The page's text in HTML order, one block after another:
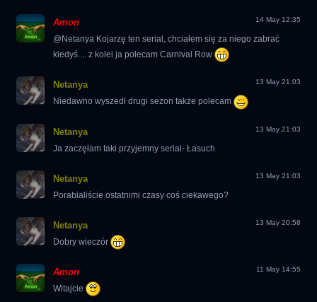
Amon
@Netanya Kojarzę ten serial, chciałem się za niego zabrać
kiedyś.... z kolei ja polecam Carnival Row
14 May 12:35
Netanya
Niedawno wyszedł drugi sezon także polecam
13 May 21:03
Netanya
Ja zaczęłam taki przyjemny serial- Łasuch
13 May 21:03
Netanya
Porabialiście ostatnimi czasy coś ciekawego?
13 May 21:03
Netanya
Dobry wieczór
13 May 20:58
Amon
Witajcie
11 May 14:55